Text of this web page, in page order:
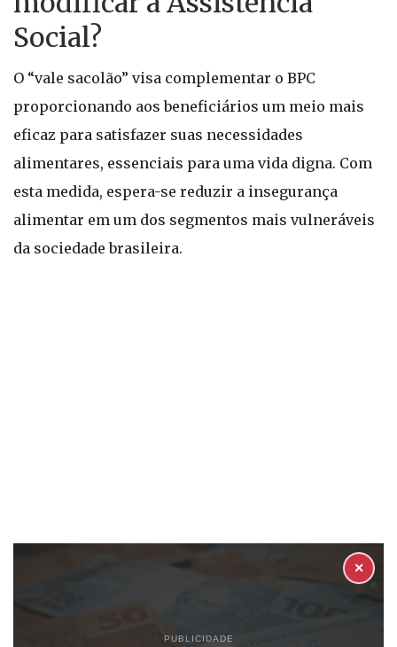
Social?
O “vale sacolão” visa complementar o BPC
proporcionando aos beneficiários um meio mais
eficaz para satisfazer suas necessidades
alimentares, essenciais para uma vida digna. Com
esta medida, espera-se reduzir a insegurança
alimentar em um dos segmentos mais vulneráveis
da sociedade brasileira.
PUBLICIDADE
✕